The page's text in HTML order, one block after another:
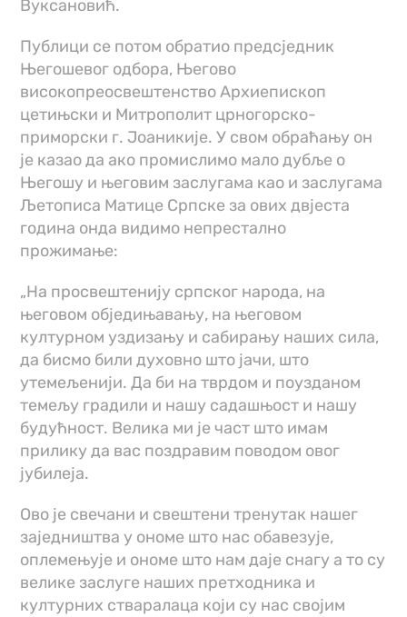
Вуксановић.
Публици се потом обратио предсједник
Његошевог одбора, Његово
високопреосвештенство Архиепископ
цетињски и Митрополит црногорско-
приморски г. Јоаникије. У свом обраћању он
је казао да ако промислимо мало дубље о
Његошу и његовим заслугама као и заслугама
Љетописа Матице Српске за ових двјеста
година онда видимо непрестално
прожимање:
„На просвештенију српског народа, на
његовом обједињавању, на његовом
културном уздизању и сабирању наших сила,
да бисмо били духовно што јачи, што
утемељенији. Да би на тврдом и поузданом
темељу градили и нашу садашњост и нашу
будућност. Велика ми је част што имам
прилику да вас поздравим поводом овог
јубилеја.
Ово је свечани и свештени тренутак нашег
заједништва у ономе што нас обавезује,
оплемењује и ономе што нам даје снагу а то су
велике заслуге наших претходника и
културних стваралаца који су нас својим